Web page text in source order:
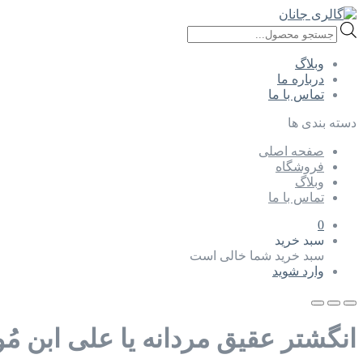
Products
search
وبلاگ
درباره ما
تماس با ما
دسته بندی ها
صفحه اصلی
فروشگاه
وبلاگ
تماس با ما
0
سبد خرید
سبد خرید شما خالی است
وارد شوید
انگشتر عقیق مردانه یا علی